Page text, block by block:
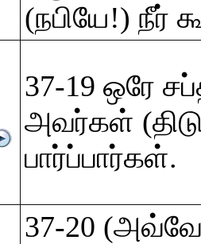
(நபியே!) நீர்
37-19 ஒரே
அவர்கள்
பார்ப்பார்கள்.
37-20